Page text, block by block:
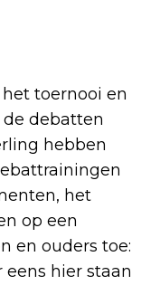
toernooi en
debatten
hebben
het
op een
en ouders toe:
hier staan